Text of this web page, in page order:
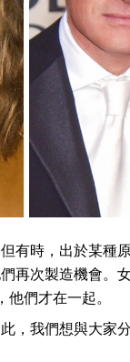
有時，出於某種
再次製造機會。
們才在一起。
，我們想與大家